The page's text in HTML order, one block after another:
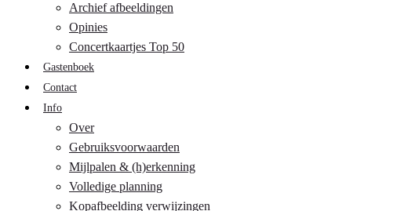
Archief afbeeldingen
Opinies
Concertkaartjes Top 50
Gastenboek
Contact
Info
Over
Gebruiksvoorwaarden
Mijlpalen & (h)erkenning
Volledige planning
Kopafbeelding verwijzingen